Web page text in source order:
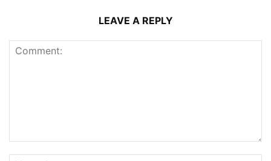
LEAVE A REPLY